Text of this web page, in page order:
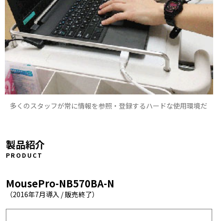
多くのスタッフが常に情報を参照・登録するハードな使用環境だ
製品紹介
PRODUCT
MousePro-NB570BA-N
（2016年7月導入 / 販売終了）